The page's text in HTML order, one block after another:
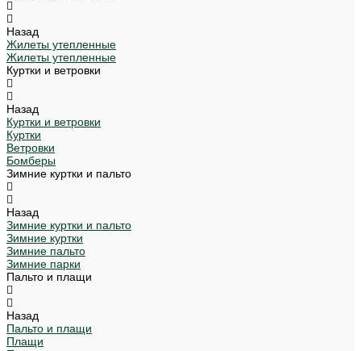
Назад
Жилеты утепленные
Жилеты утепленные
Куртки и ветровки
Назад
Куртки и ветровки
Куртки
Ветровки
Бомберы
Зимние куртки и пальто
Назад
Зимние куртки и пальто
Зимние куртки
Зимние пальто
Зимние парки
Пальто и плащи
Назад
Пальто и плащи
Плащи